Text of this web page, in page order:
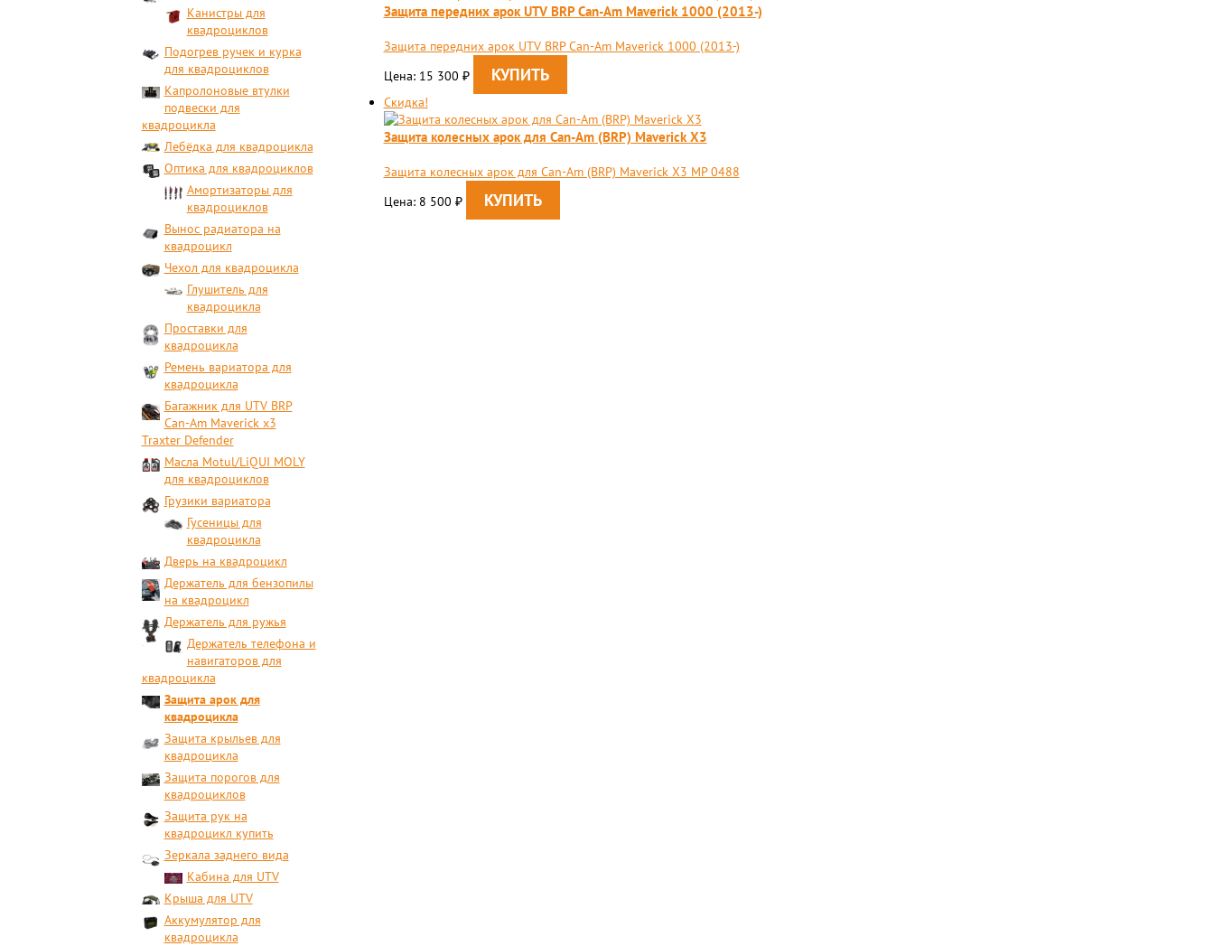
Канистры для
квадроциклов
Подогрев ручек и курка
для квадроциклов
Капролоновые втулки
подвески для
квадроцикла
Лебёдка для квадроцикла
Оптика для квадроциклов
Амортизаторы для
квадроциклов
Вынос радиатора на
квадроцикл
Чехол для квадроцикла
Глушитель для
квадроцикла
Проставки для
квадроцикла
Ремень вариатора для
квадроцикла
Багажник для UTV BRP
Can-Am Maverick x3
Traxter Defender
Масла Motul/LiQUI MOLY
для квадроциклов
Грузики вариатора
Гусеницы для
квадроцикла
Дверь на квадроцикл
Держатель для бензопилы
на квадроцикл
Держатель для ружья
Держатель телефона и
навигаторов для
квадроцикла
Защита арок для
квадроцикла
Защита крыльев для
квадроцикла
Защита порогов для
квадроциклов
Защита рук на
квадроцикл купить
Зеркала заднего вида
Кабина для UTV
Крыша для UTV
Аккумулятор для
квадроцикла
Защита передних арок UTV BRP Can-Am Maverick 1000 (2013-)
Защита передних арок UTV BRP Can-Am Maverick 1000 (2013-)
Цена: 15 300 ₽
Скидка!
Защита колесных арок для Can-Am (BRP) Maverick X3
Защита колесных арок для Can-Am (BRP) Maverick X3 MP 0488
Цена: 8 500 ₽